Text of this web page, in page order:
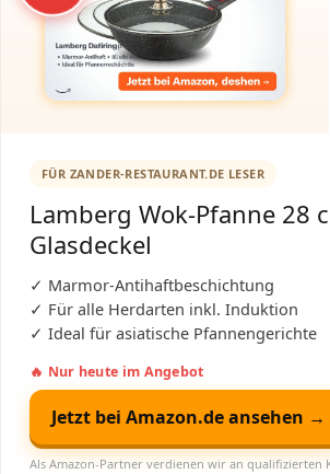
FÜR ZANDER-RESTAURANT.DE LESER
Lamberg Wok-Pfanne 28
Glasdeckel
✓ Marmor-Antihaftbeschichtung
✓ Für alle Herdarten inkl. Induktion
✓ Ideal für asiatische Pfannengerichte
🔥 Nur heute im Angebot
Jetzt bei Amazon.de ansehen →
Als Amazon-Partner verdienen wir an qualifizierten